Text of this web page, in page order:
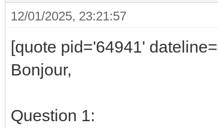
12/01/2025, 23:21:57
[quote pid='64941'
Bonjour,
Question 1: